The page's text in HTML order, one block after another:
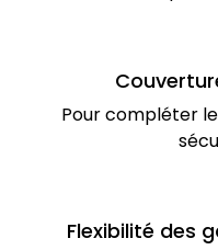
Pour compléter
Flexibilité des